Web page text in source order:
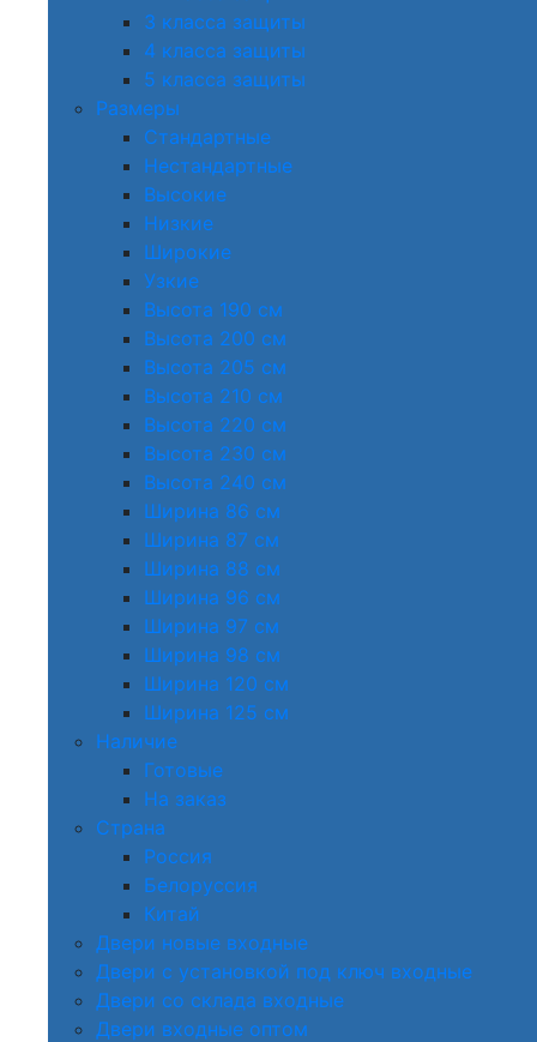
3 класса защиты
4 класса защиты
5 класса защиты
Размеры
Стандартные
Нестандартные
Высокие
Низкие
Широкие
Узкие
Высота 190 см
Высота 200 см
Высота 205 см
Высота 210 см
Высота 220 см
Высота 230 см
Высота 240 см
Ширина 86 см
Ширина 87 см
Ширина 88 см
Ширина 96 см
Ширина 97 см
Ширина 98 см
Ширина 120 см
Ширина 125 см
Наличие
Готовые
На заказ
Страна
Россия
Белоруссия
Китай
Двери новые входные
Двери с установкой под ключ входные
Двери со склада входные
Двери входные оптом